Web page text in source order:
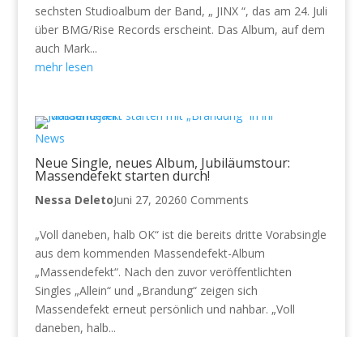
sechsten Studioalbum der Band, „ JINX “, das am 24. Juli
über BMG/Rise Records erscheint. Das Album, auf dem
auch Mark...
mehr lesen
News
Neue Single, neues Album, Jubiläumstour:
Massendefekt starten durch!
Nessa DeletoJuni 27, 20260 Comments
„Voll daneben, halb OK“ ist die bereits dritte Vorabsingle
aus dem kommenden Massendefekt-Album
„Massendefekt“. Nach den zuvor veröffentlichten
Singles „Allein“ und „Brandung“ zeigen sich
Massendefekt erneut persönlich und nahbar. „Voll
daneben, halb...